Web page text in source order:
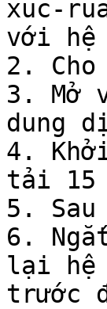
xuc-
với hệ
2.
3. Mở
dung
4.
tải 15
5.
6.
lại hệ
trước